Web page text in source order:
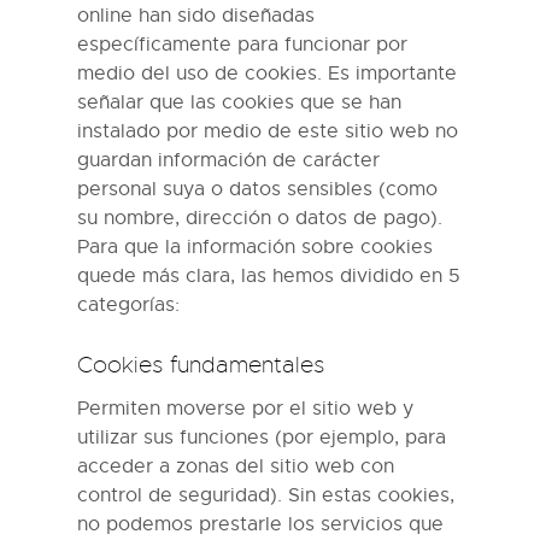
online han sido diseñadas
específicamente para funcionar por
medio del uso de cookies. Es importante
señalar que las cookies que se han
instalado por medio de este sitio web no
guardan información de carácter
personal suya o datos sensibles (como
su nombre, dirección o datos de pago).
Para que la información sobre cookies
quede más clara, las hemos dividido en 5
categorías:
Cookies fundamentales
Permiten moverse por el sitio web y
utilizar sus funciones (por ejemplo, para
acceder a zonas del sitio web con
control de seguridad). Sin estas cookies,
no podemos prestarle los servicios que